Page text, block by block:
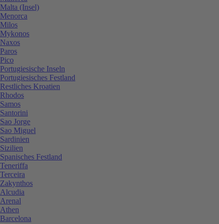
Malta (Insel)
Menorca
Milos
Mykonos
Naxos
Paros
Pico
Portugiesische Inseln
Portugiesisches Festland
Restliches Kroatien
Rhodos
Samos
Santorini
Sao Jorge
Sao Miguel
Sardinien
Sizilien
Spanisches Festland
Teneriffa
Terceira
Zakynthos
Alcudia
Arenal
Athen
Barcelona